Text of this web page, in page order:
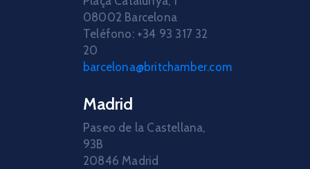
08002 Barcelona
Teléfono: +34 93 317 32
20
barcelona@britchamber.com
Madrid
Paseo de la Castellana,
93B
20846 Madrid